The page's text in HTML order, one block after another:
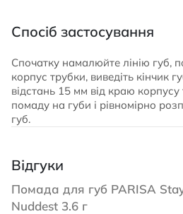
Спосіб застосування
Спочатку намалюйте лінію губ,
корпус трубки, виведіть кінчик
відстань 15 мм від краю корпусу
помаду на губи і рівномірно
губ.
Відгуки
Помада для губ PARISA
Nuddest 3.6 г